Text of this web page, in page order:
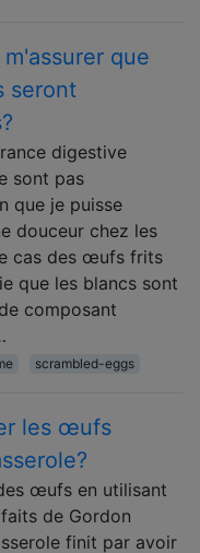
que
seront
digestive
sont pas
que je puisse
douceur chez les
cas des œufs frits
que les blancs sont
composant
scrambled-eggs
les œufs
œufs en utilisant
de Gordon
finit par avoir